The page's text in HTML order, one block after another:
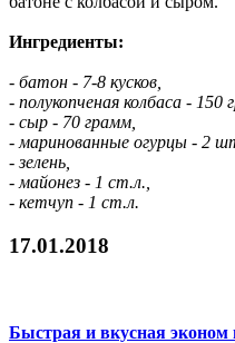
Ингредиенты:
- батон - 7-8 кусков,
- полукопченая колбаса - 150
- сыр - 70 грамм,
- маринованные огурцы - 2
- зелень,
- майонез - 1 ст.л.,
- кетчуп - 1 ст.л.
17.01.2018
Быстрая и вкусная